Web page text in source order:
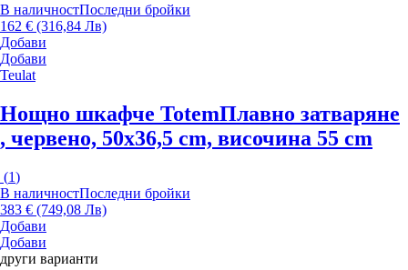
В наличностПоследни бройки
162 € (316,84 Лв)
Добави
Добави
Teulat
Нощно шкафче TotemПлавно затваряне
, червено, 50x36,5 cm, височина 55 cm
(1)
В наличностПоследни бройки
383 € (749,08 Лв)
Добави
Добави
други варианти